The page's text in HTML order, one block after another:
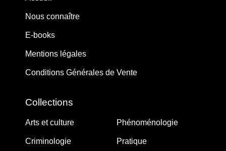
Nous connaître
E-books
Mentions légales
Conditions Générales de Vente
Collections
Arts et culture
Criminologie
Phénoménologie
Pratique